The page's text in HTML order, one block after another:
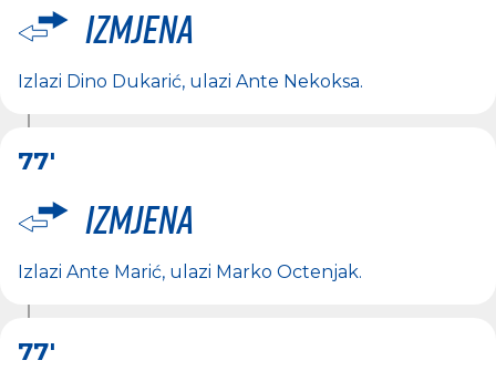
Izmjena
Izlazi Dino Dukarić, ulazi Ante Nekoksa.
77'
Izmjena
Izlazi Ante Marić, ulazi Marko Octenjak.
77'